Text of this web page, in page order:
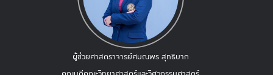
ผู้ช่วยศาสตราจารย์ศมณพร สุทธิบาก